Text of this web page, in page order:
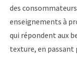
des
enseignements à
qui répondent aux
texture, en